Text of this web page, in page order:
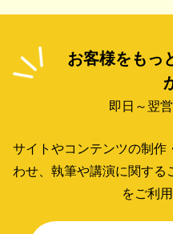
お客様をもっ
即日～翌
サイトやコンテンツの制作
わせ、 執筆や講演に関する
をご利